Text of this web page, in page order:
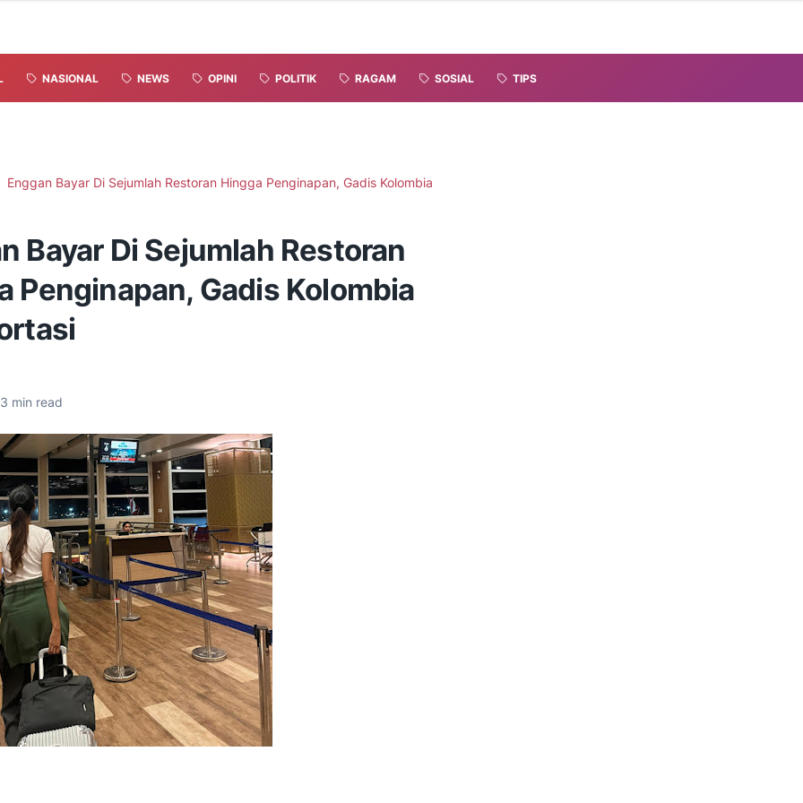
NASIONAL NEWS OPINI POLITIK RAGAM SOSIAL TIPS
Enggan Bayar Di Sejumlah Restoran Hingga Penginapan, Gadis Kolombia
Bayar Di Sejumlah Restoran
Penginapan, Gadis Kolombia
3 min read